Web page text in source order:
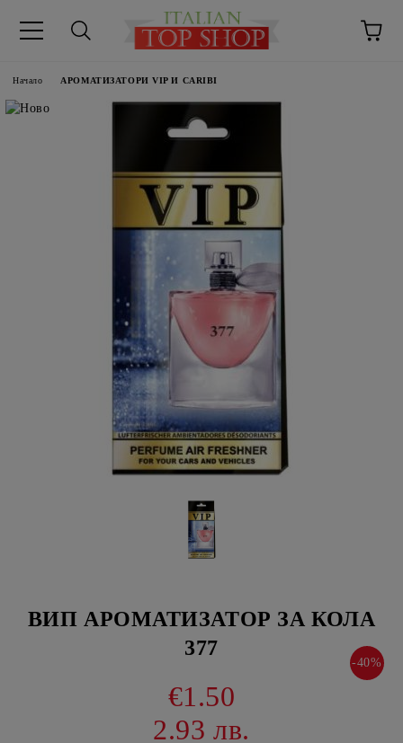
Начало АРОМАТИЗАТОРИ VIP И CARIBI
ВИП АРОМАТИЗАТОР ЗА КОЛА
377
-40%
€1.50
2.93 лв.